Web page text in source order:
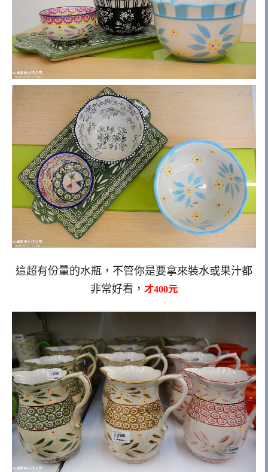
這超有份量的水瓶，不管你是要拿來裝水或果汁都
非常好看， 才400元